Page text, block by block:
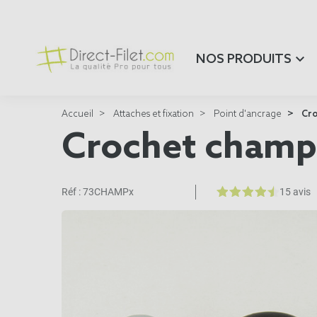
NOS PRODUITS
Accueil Attaches et fixation Point d'ancrage
Crochet
Réf :73CHAMPx 15 avis